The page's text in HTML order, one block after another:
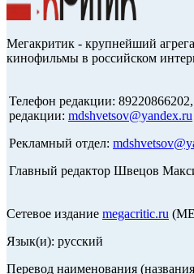
Мегакритик - крупнейший
кинофильмы в российском
Телефон редакции:
редакции: mdshvetsov@yandex.ru
Рекламный отдел:
Главный редактор Швецов
Сетевое издание megacritic.ru
Язык(и): русский
Перевод наименования